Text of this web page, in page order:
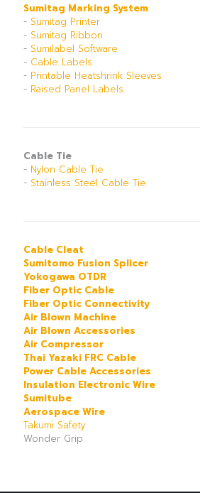
Sumitag Marking System
- Sumitag Printer
- Sumitag Ribbon
- Sumilabel Software
- Cable Labels
- Printable Heatshrink Sleeves
- Raised Panel Labels
Cable Tie
- Nylon Cable Tie
- Stainless Steel Cable Tie
Cable Cleat
Sumitomo Fusion Splicer
Yokogawa OTDR
Fiber Optic Cable
Fiber Optic Connectivity
Air Blown Machine
Air Blown Accessories
Air Compressor
Thai Yazaki FRC Cable
Power Cable Accessories
Insulation Electronic Wire
Sumitube
Aerospace Wire
Takumi Safety
Wonder Grip